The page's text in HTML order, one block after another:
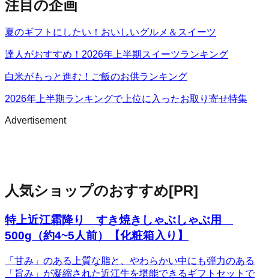
注目の企画
夏のギフトにしたい！おいしいグルメ＆スイーツ
達人がおすすめ！2026年上半期スイーツランキング
白米がもっと進む！ご飯のお供ランキング
2026年上半期ランキングで上位に入ったお取り寄せ特集
Advertisement
人気ショップのおすすめ[PR]
特上近江霜降り すき焼きしゃぶしゃぶ用
500g（約4~5人前）【化粧箱入り】
「甘み」のある上質な脂と、やわらかい中にも弾力のある
「旨み」が凝縮された近江牛を堪能できるギフトセットで